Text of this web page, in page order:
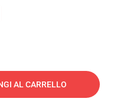
AL CARRELLO